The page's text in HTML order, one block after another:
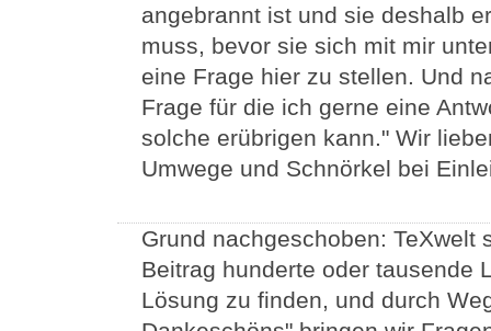
angebrannt ist und sie deshalb
muss, bevor sie sich mit mir
eine Frage hier zu stellen. Und
Frage für die ich gerne eine
solche erübrigen kann." Wir
Umwege und Schnörkel bei
Grund nachgeschoben: TeXwelt
Beitrag hunderte oder tausende
Lösung zu finden, und durch